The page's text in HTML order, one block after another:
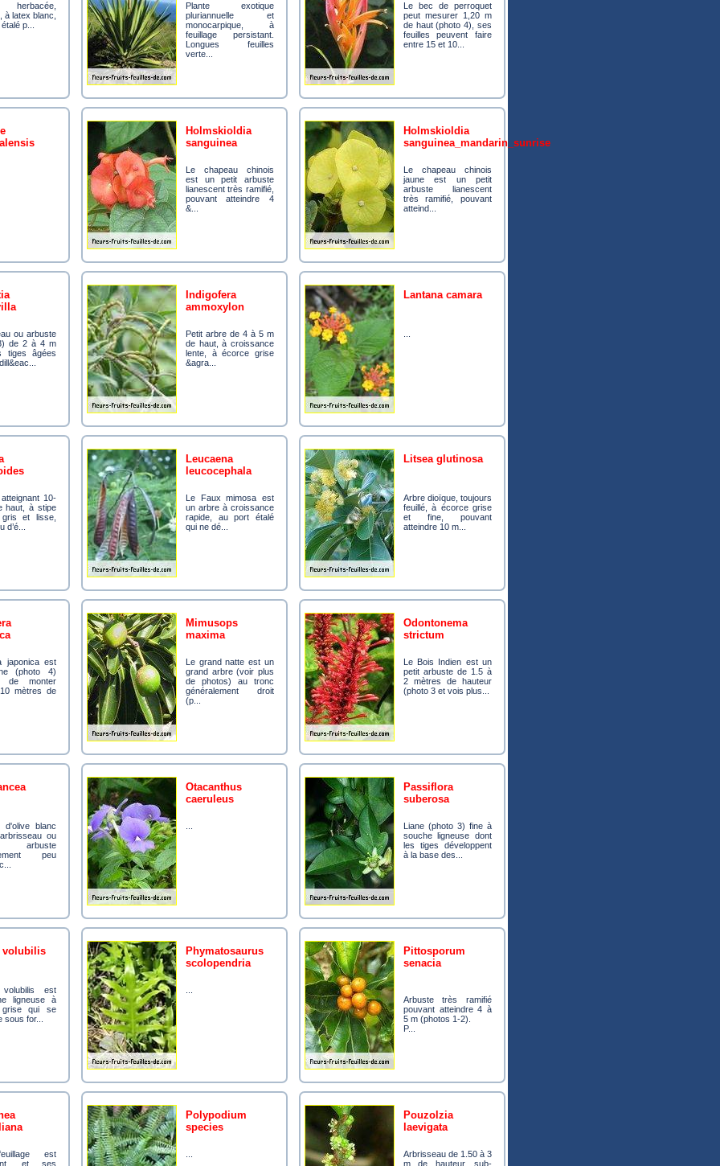
à latex blanc,
p...
Plante exotique
pluriannuelle et
monocarpique, à
feuillage persistant.
Longues feuilles
verte...
Le bec de perroquet
peut mesurer 1,20 m
de haut (photo 4), ses
feuilles peuvent faire
entre 15 et 10...
holmskioldia
sanguinea
Le chapeau chinois
est un petit arbuste
lianescent très ramifié,
pouvant atteindre 4
&...
holmskioldia
sanguinea_mandarin_sunrise
Le chapeau chinois
jaune est un petit
arbuste lianescent
très ramifié, pouvant
atteind...
de 2 à 4 m
tiges âgées
ammoxylon
Petit arbre de 4 à 5 m
de haut, à croissance
lente, à écorce grise
&agra...
lantana camara
haut, à stipe
gris et lisse,
d’é...
leucaena
leucocephala
Le Faux mimosa est
un arbre à croissance
rapide, au port étalé
qui ne dé...
litsea glutinosa
Arbre dioïque, toujours
feuillé, à écorce grise
et fine, pouvant
atteindre 10 m...
(photo 4)
de monter
mètres de
mimusops
maxima
Le grand natte est un
grand arbre (voir plus
de photos) au tronc
généralement droit
(p...
odontonema
strictum
Le Bois Indien est un
petit arbuste de 1.5 à
2 mètres de hauteur
(photo 3 et vois plus...
ou
peu
otacanthus
caeruleus
passiflora
suberosa
Liane (photo 3) fine à
souche ligneuse dont
les tiges développent
à la base des...
volubilis
ligneuse à
grise qui se
sous for...
phymatosaurus
scolopendria
pittosporum
senacia
Arbuste très ramifié
pouvant atteindre 4 à
5 m (photos 1-2).
P...
et ses
polypodium
species
pouzolzia
laevigata
Arbrisseau de 1.50 à 3
m de hauteur, sub-